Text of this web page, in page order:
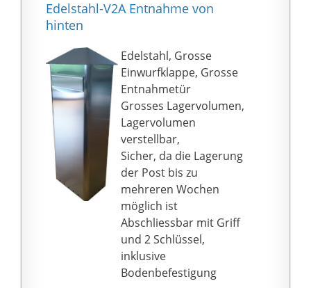
MADE IN GERMANY -
Beschichtung: Weite
Öffnung ohne scharfe
Kanten für angenehme
Post-Entnahme
Lieferumfang: 1 Burg
Wächter Stahl-
Großraum-Briefkasten,
Europa 732 W, 19850,
Inkl. 2 Schlüsseln, H:
360mm, B: 405mm, T:
292mm, Einwurf-B:
371mm, Einwurf-H:
32mm, Vollflächig
verzinkt, Farbe: Weiß
Edelstahl-V2A Entnahme von
hinten
Edelstahl, Grosse
Einwurfklappe, Grosse
Entnahmetür
Grosses Lagervolumen,
Lagervolumen
verstellbar,
Sicher, da die Lagerung
der Post bis zu
mehreren Wochen
möglich ist
Abschliessbar mit Griff
und 2 Schlüssel,
inklusive
Bodenbefestigung